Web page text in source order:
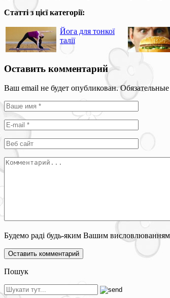
Статті з цієї категорії:
Йога для тонкої
талії
Оставить комментарий
Ваш email не будет опубликован.
Будемо раді будь-яким Вашим
Пошук